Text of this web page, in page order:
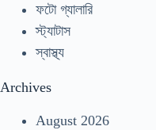
ফটো গ্যালারি
স্ট্যাটাস
স্বাস্থ্য
Archives
August 2026